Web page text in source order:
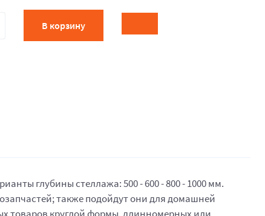
В корзину
глубины стеллажа: 500 - 600 - 800 - 1000 мм.
также подойдут они для домашней